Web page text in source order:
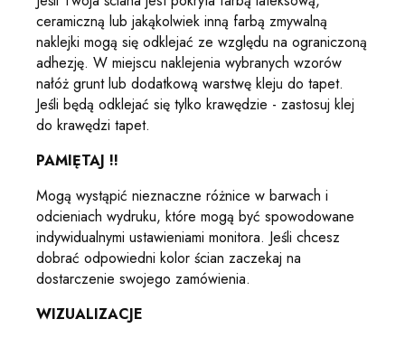
ceramiczną lub jakąkolwiek inną farbą zmywalną
naklejki mogą się odklejać ze względu na ograniczoną
adhezję. W miejscu naklejenia wybranych wzorów
nałóż grunt lub dodatkową warstwę kleju do tapet.
Jeśli będą odklejać się tylko krawędzie - zastosuj klej
do krawędzi tapet.
PAMIĘTAJ !!
Mogą wystąpić nieznaczne różnice w barwach i
odcieniach wydruku, które mogą być spowodowane
indywidualnymi ustawieniami monitora. Jeśli chcesz
dobrać odpowiedni kolor ścian zaczekaj na
dostarczenie swojego zamówienia.
WIZUALIZACJE